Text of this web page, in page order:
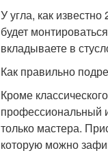
У угла, как
будет
вкладываете в
Как правильно
Кроме
профессиональный
только мастера.
которую можно